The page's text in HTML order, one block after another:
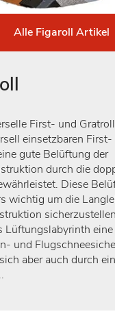
Alle Figaroll Artikel
First- und
einsetzbaren
gute Belüftung der
durch die
Diese
wichtig um die
Lüftungslabyrinth
und
aber auch durch